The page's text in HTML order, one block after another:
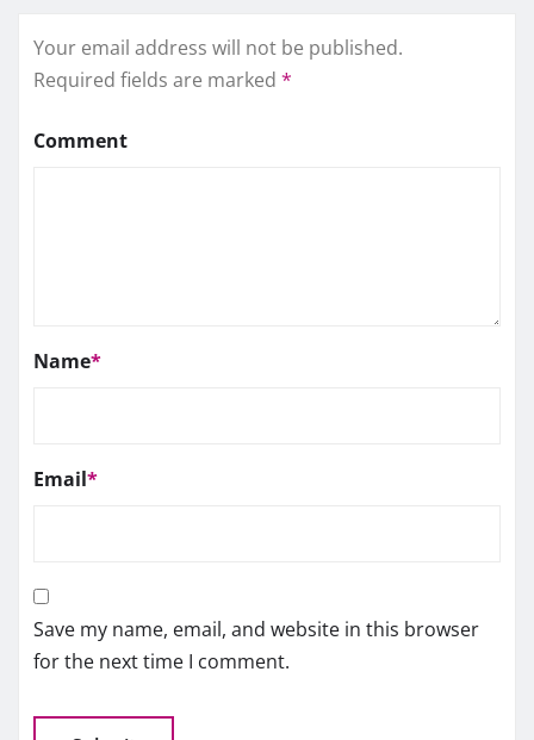
Your email address will not be published.
Required fields are marked *
Comment
Name*
Email*
Save my name, email, and website in this browser
for the next time I comment.